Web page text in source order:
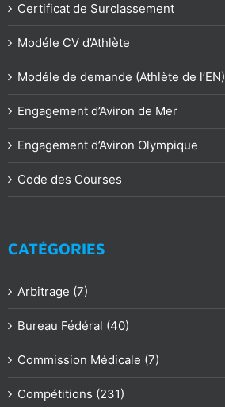
Certificat de Surclassement
Modéle CV d’Athlète
Modéle de demande (Athlète de l’EN)
Engagement d’Aviron de Mer
Engagement d’Aviron Olympique
Code des Courses
CATÉGORIES
Arbitrage (7)
Bureau Fédéral (40)
Commission Médicale (7)
Compétitions (231)